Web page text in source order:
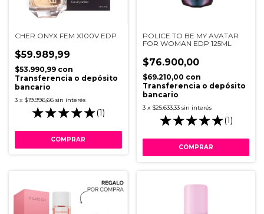
CHER ONYX FEM X100V EDP
$59.989,99
$53.990,99 con
Transferencia o depósito
bancario
3 x $19.996,66 sin interés
(1)
POLICE TO BE MY AVATAR
FOR WOMAN EDP 125ML
$76.900,00
$69.210,00 con
Transferencia o depósito
bancario
3 x $25.633,33 sin interés
(1)